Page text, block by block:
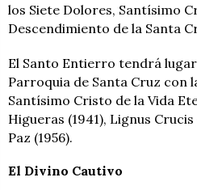
los Siete Dolores, Santísimo
Descendimiento de la Santa
El Santo Entierro tendrá
Parroquia de Santa Cruz con
Santísimo Cristo de la Vida
Higueras (1941), Lignus
Paz (1956).
El Divino Cautivo